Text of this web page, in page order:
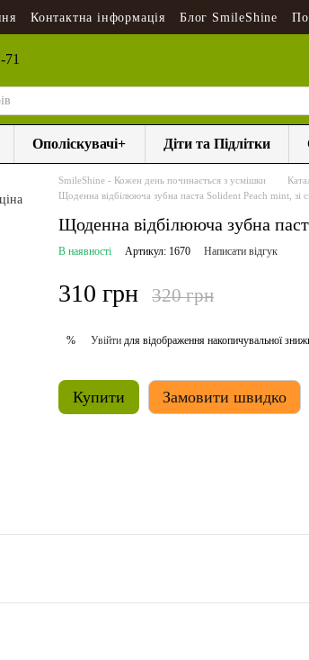
Контактна інформація Блог SmileShine
71
Ополіскувачі+ Діти та Підлітки
SmileShine - Кожен день починається з усмішки
Щоденна відбілююча зубна паста Solident Peach mint, зі
Щоденна відбілююча зубна
В наявності Артикул: 1670 Написати відгук
310 грн 320 грн
% Увійти для відображення накопичувальної
Купити Замовити швидко